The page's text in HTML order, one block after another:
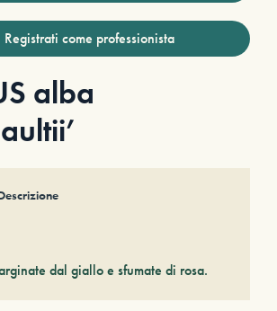
Registrati come professionista
alba
dal giallo e sfumate di rosa.